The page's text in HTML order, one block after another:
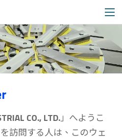
CO., LTD.」へようこ
訪問する人は、このウェ